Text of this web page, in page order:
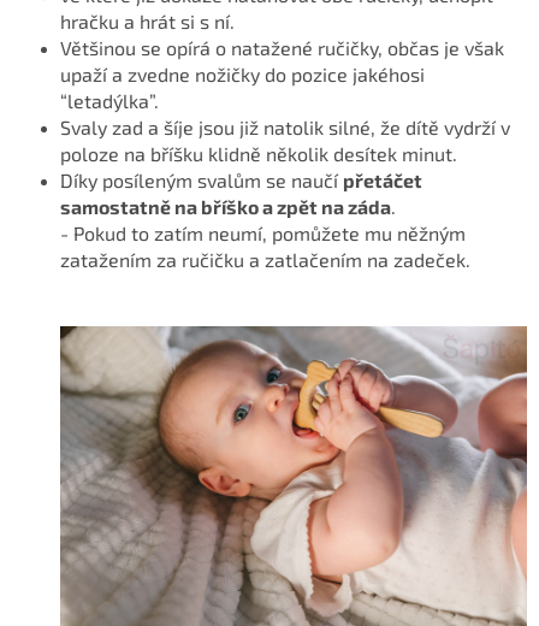
hračku a hrát si s ní.
Většinou se opírá o natažené ručičky, občas je však
upaží a zvedne nožičky do pozice jakéhosi
“letadýlka”.
Svaly zad a šíje jsou již natolik silné, že dítě vydrží v
poloze na bříšku klidně několik desítek minut.
Díky posíleným svalům se naučí přetáčet
samostatně na bříško a zpět na záda
- Pokud to zatím neumí, pomůžete mu něžným
zatažením za ručičku a zatlačením na zadeček.